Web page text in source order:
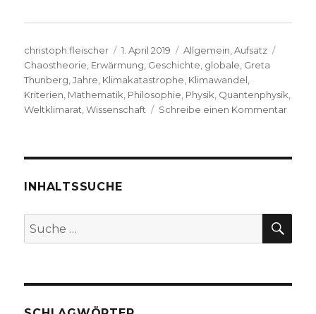
Autor
christoph.fleischer
Veröffentlicht
am
1. April 2019 Kategorien
Allgemein,Aufsatz
Chaostheorie, Erwärmung, Geschichte, globale, Greta
Thunberg,Jahre, Klimakatastrophe, Klimawandel,
Kriterien, Mathematik, Philosophie, Physik, Quantenphysik,
Weltklimarat,Wissenschaft Schreibe einen Kommentarzu
Von
INHALTSSUCHE
Suche
nach: